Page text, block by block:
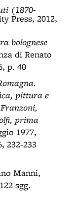
(1870-
Press, 2012,
bolognese
di Renato
p. 40
pittura e
prima
1977,
232-233
Manni,
sgg.